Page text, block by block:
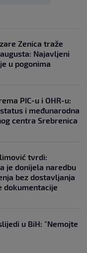
Zenica traže
Najavljeni
u pogonima
PIC-u i OHR-u:
i međunarodna
centra Srebrenica
tvrdi:
je donijela naredbu
bez dostavljanja
dokumentacije
u BiH: "Nemojte